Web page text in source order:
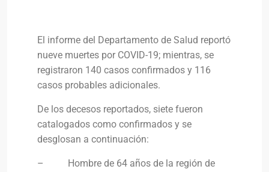
El informe del Departamento de Salud reportó
nueve muertes por COVID-19; mientras, se
registraron 140 casos confirmados y 116
casos probables adicionales.
De los decesos reportados, siete fueron
catalogados como confirmados y se
desglosan a continuación:
– Hombre de 64 años de la región de